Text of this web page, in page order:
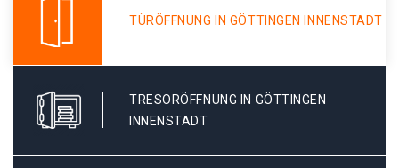
TÜRÖFFNUNG IN GÖTTINGEN INNENSTADT
TRESORÖFFNUNG IN GÖTTINGEN
INNENSTADT